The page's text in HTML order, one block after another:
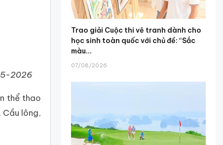
2026
thể thao
Cầu lông,
Trao giải Cuộc thi vẽ tranh dành cho
học sinh toàn quốc với chủ đề: “Sắc
màu...
07/08/2026